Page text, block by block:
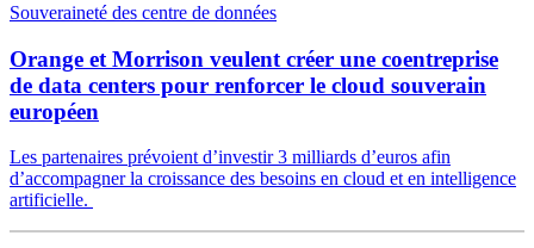
Souveraineté des centre de données
Orange et Morrison veulent créer une coentreprise
de data centers pour renforcer le cloud souverain
européen
Les partenaires prévoient d’investir 3 milliards d’euros afin
d’accompagner la croissance des besoins en cloud et en intelligence
artificielle.